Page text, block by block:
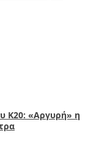
Κ20: «Αργυρή» η